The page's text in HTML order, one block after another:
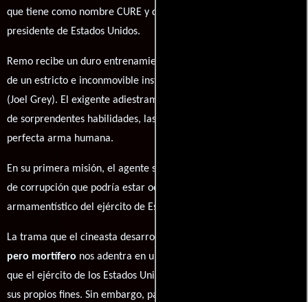
que tiene como nombre CURE y depende directamente del
presidente de Estados Unidos.
Remo recibe un duro entrenamiento en artes marciales por parte
de un estricto e inconmovible instructor coreano llamado Chiun
(Joel Grey). El exigente adiestramiento termina dotando a Remo
de sorprendentes habilidades, las cuales lo convierten en la
perfecta arma humana.
En su primera misión, el agente secreto debe investigar un caso
de corrupción que podría estar ocurriendo en un programa
armamentístico del ejército de Estados Unidos.
La trama que el cineasta desarrolla en
pero mortífero nos adentra en una especie de soldado especial
que el ejército de los Estados Unidos mantiene en secreto para
sus propios fines. Sin embargo, parecen haber reclutado al